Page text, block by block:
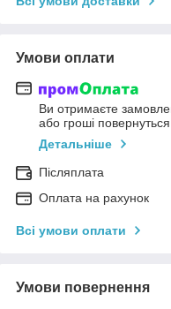
Умови оплати
Ви отримаєте
або гроші
Детальніше
Післяплата
Оплата на рахунок
Всі умови оплати
Умови повернення